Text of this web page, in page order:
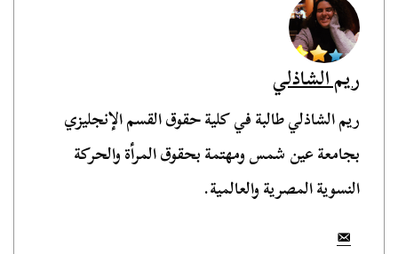
ريم الشاذلي
ريم الشاذلي طالبة في كلية حقوق القسم الإنجليزي
بجامعة عين شمس ومهتمة بحقوق المرأة والحركة
النسوية المصرية والعالمية.